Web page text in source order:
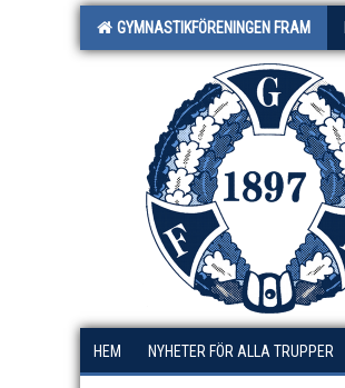
GYMNASTIKFÖRENINGEN FRAM
HEM NYHETER FÖR ALLA TRUPPER